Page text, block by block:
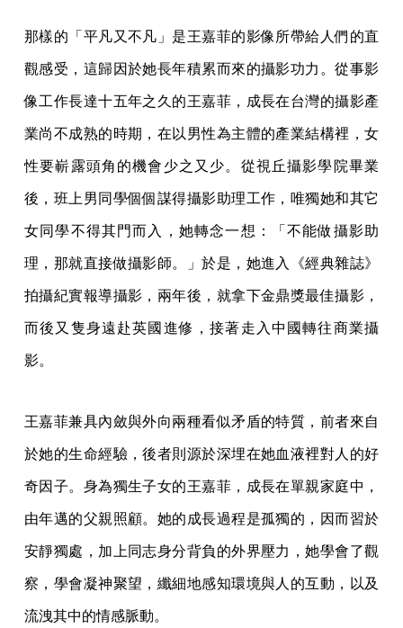
那樣的「平凡又不凡」是王嘉菲的影像所帶給人們的直
觀感受，這歸因於她長年積累而來的攝影功力。從事影
像工作長達十五年之久的王嘉菲，成長在台灣的攝影產
業尚不成熟的時期，在以男性為主體的產業結構裡，女
性要嶄露頭角的機會少之又少。從視丘攝影學院畢業
後，班上男同學個個謀得攝影助理工作，唯獨她和其它
女同學不得其門而入，她轉念一想：「不能做攝影助
理，那就直接做攝影師。」於是，她進入《經典雜誌》
拍攝紀實報導攝影，兩年後，就拿下金鼎獎最佳攝影，
而後又隻身遠赴英國進修，接著走入中國轉往商業攝
影。
王嘉菲兼具內斂與外向兩種看似矛盾的特質，前者來自
於她的生命經驗，後者則源於深埋在她血液裡對人的好
奇因子。身為獨生子女的王嘉菲，成長在單親家庭中，
由年邁的父親照顧。她的成長過程是孤獨的，因而習於
安靜獨處，加上同志身分背負的外界壓力，她學會了觀
察，學會凝神聚望，纖細地感知環境與人的互動，以及
流洩其中的情感脈動。